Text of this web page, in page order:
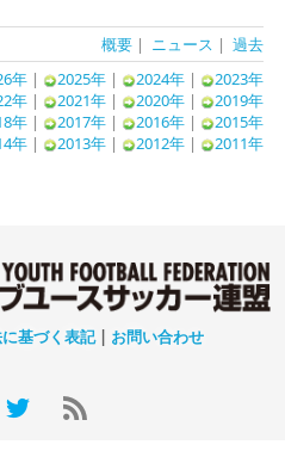
概要| ニュース | 過去
年| 2025年| 2024年|
2023年
年| 2021年| 2020年|
2019年
年 | 2017年| 2016年|
2015年
年| 2013年| 2012年| 2011年
基づく表記| お問い合わせ